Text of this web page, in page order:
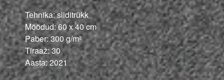
Tehnika: siiditrükk
Mõõdud: 60 x 40 cm
Paber: 300 g/m²
Tiraaž: 30
Aasta: 2021